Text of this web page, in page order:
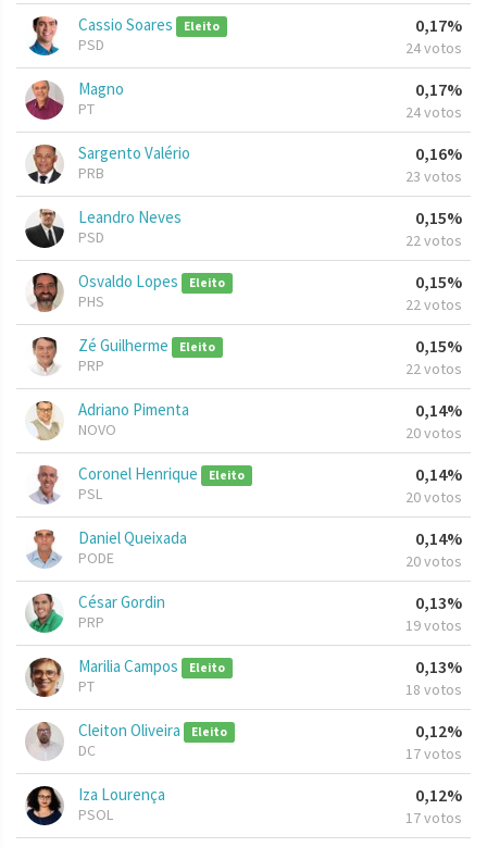
Cassio Soares Eleito
PSD
0,17%
24 votos
Magno
PT
0,17%
24 votos
Sargento Valério
PRB
0,16%
23 votos
Leandro Neves
PSD
0,15%
22 votos
Osvaldo Lopes Eleito
PHS
0,15%
22 votos
Zé Guilherme Eleito
PRP
0,15%
22 votos
Adriano Pimenta
NOVO
0,14%
20 votos
Coronel Henrique Eleito
PSL
0,14%
20 votos
Daniel Queixada
PODE
0,14%
20 votos
César Gordin
PRP
0,13%
19 votos
Marilia Campos Eleito
PT
0,13%
18 votos
Cleiton Oliveira Eleito
DC
0,12%
17 votos
Iza Lourença
PSOL
0,12%
17 votos